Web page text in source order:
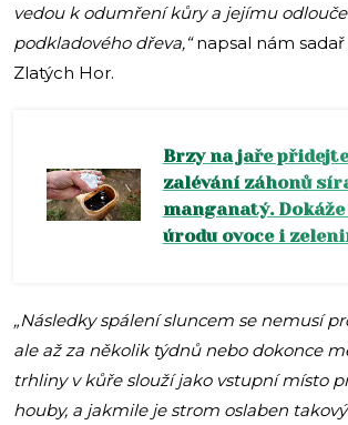
vedou k odumření kůry a jejímu
podkladového dřeva,“napsal nám sadař
Zlatých Hor.
Brzy na jaře
zalévání záhonů
manganatý.
úrodu ovoce i
„Následky spálení sluncem se nemusí
ale až za několik týdnů nebo dokonce
trhliny v kůře slouží jako vstupní místo
houby, a jakmile je strom oslaben